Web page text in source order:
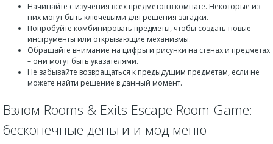
Начинайте с изучения всех предметов в комнате. Некоторые из
них могут быть ключевыми для решения загадки.
Попробуйте комбинировать предметы, чтобы создать новые
инструменты или открывающие механизмы.
Обращайте внимание на цифры и рисунки на стенах и предметах
– они могут быть указателями.
Не забывайте возвращаться к предыдущим предметам, если не
можете найти решение в данный момент.
Взлом Rooms & Exits Escape Room Game:
бесконечные деньги и мод меню